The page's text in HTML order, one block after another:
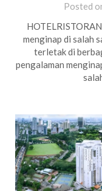
Posted
menginap di salah
terletak di
pengalaman